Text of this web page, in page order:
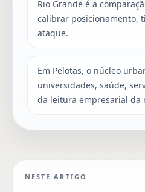
Rio Grande é a
calibrar posicionamento,
ataque.
Em Pelotas, o núcleo
universidades, saúde,
da leitura empresarial da
NESTE ARTIGO